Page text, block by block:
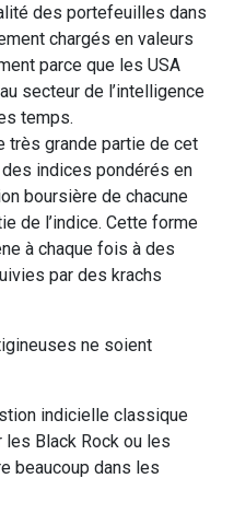
des portefeuilles dans
chargés en valeurs
parce que les USA
secteur de l’intelligence
temps.
très grande partie de cet
indices pondérés en
boursière de chacune
de l’indice. Cette forme
à chaque fois à des
par des krachs
ne soient
indicielle classique
les Black Rock ou les
beaucoup dans les